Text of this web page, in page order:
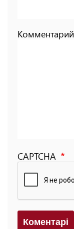
Комментарий
CAPTCHA
Коментарi